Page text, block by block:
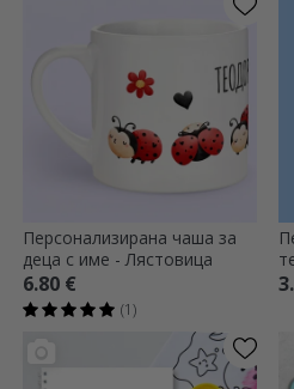
Персонализирана чаша за
деца с име - Лястовица
6.80 €
(1)